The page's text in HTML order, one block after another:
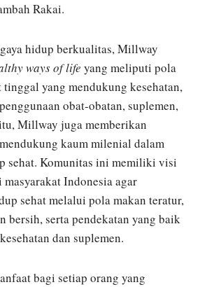
Rakai.
hidup berkualitas, Millway
ways of life yang meliputi pola
tinggal yang mendukung kesehatan,
obat-obatan, suplemen,
Millway juga memberikan
kaum milenial dalam
sehat. Komunitas ini memiliki visi
Indonesia agar
sehat melalui pola makan teratur,
bersih, serta pendekatan yang baik
dan suplemen.
bagi setiap orang yang